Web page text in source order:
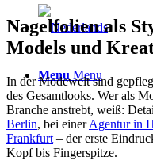
Menu Menu
Nagelfolien als
Models und
In der Modewelt sind
des Gesamtlooks. Wer als
Branche anstrebt, weiß:
Berlin, bei einerAgentur in
Frankfurt – der erste
Kopf bis Fingerspitze.